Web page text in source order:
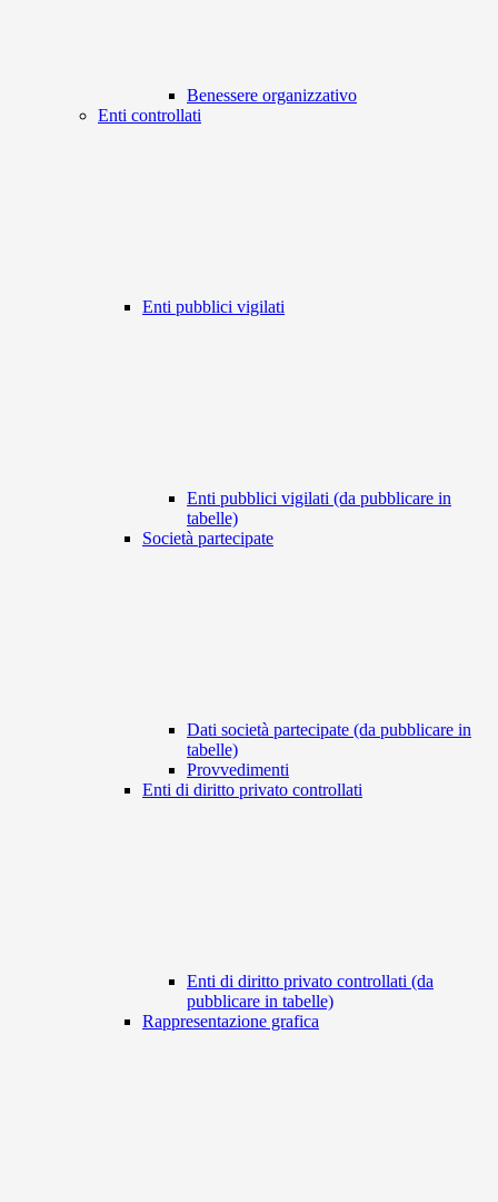
Benessere organizzativo
Enti controllati
Enti pubblici vigilati
Enti pubblici vigilati (da pubblicare in
tabelle)
Società partecipate
Dati società partecipate (da pubblicare in
tabelle)
Provvedimenti
Enti di diritto privato controllati
Enti di diritto privato controllati (da
pubblicare in tabelle)
Rappresentazione grafica